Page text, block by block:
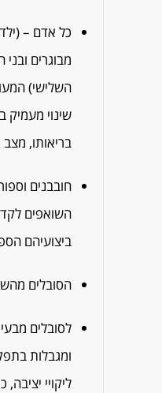
כל אדם –
מבוגרים ובני
השלישי)
שינוי מעמיק
בריאותו, מצב
חובבנים
השואפים
ביצועיהם
הסובלים
לסובלים
ומגבלות
ליקויי יציבה,